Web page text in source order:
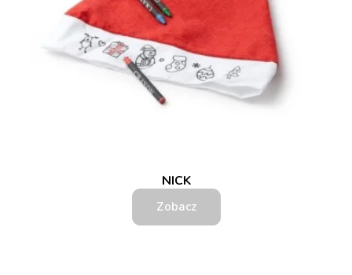
NICK
Zobacz